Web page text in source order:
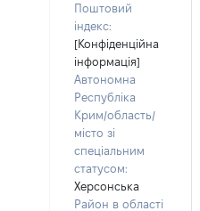
Поштовий
індекс:
[Конфіденційна
інформація]
Автономна
Республіка
Крим/область/
місто зі
спеціальним
статусом:
Херсонська
Район в області